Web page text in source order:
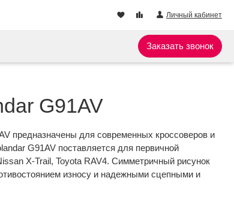
Личный кабинет
Заказать звонок
G91AV
предназначены для современных кроссоверов и
G91AV поставляется для первичной
X-Trail, Toyota RAV4. Симметричный рисунок
износу и надежными сцепными и